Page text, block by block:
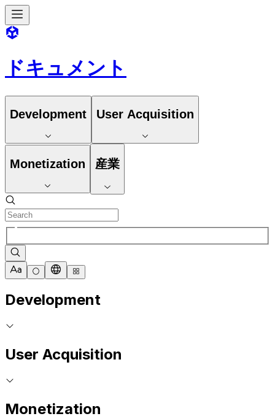
ドキュメント
Development User Acquisition
Monetization 産業
Development
User Acquisition
Monetization